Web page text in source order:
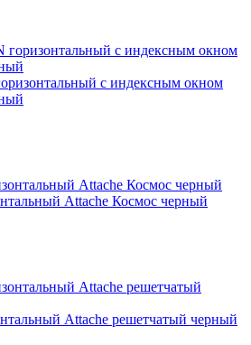
с индексным окном
Attache Космос черный
Attache решетчатый черный